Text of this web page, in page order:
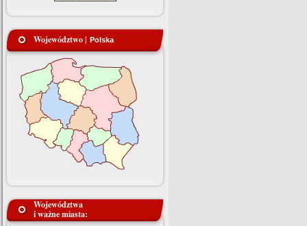
Województwo | Polska
Województwa
i ważne miasta: